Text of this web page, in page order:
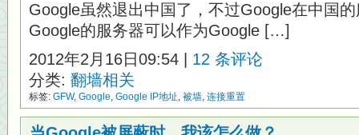
Google虽然退出中国了，不过Google在中国
Google的服务器可以作为Google […]
2012年2月16日09:54 | 12 条评论
分类: 翻墙相关
标签: GFW, Google, Google IP地址, 被墙, 连接重置